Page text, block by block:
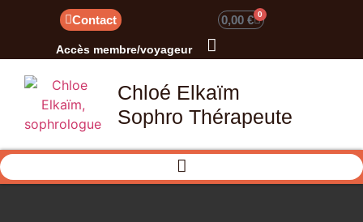
Contact 0,00€ 0
Accès membre/voyageur
Chloé Elkaïm
Sophro Thérapeute